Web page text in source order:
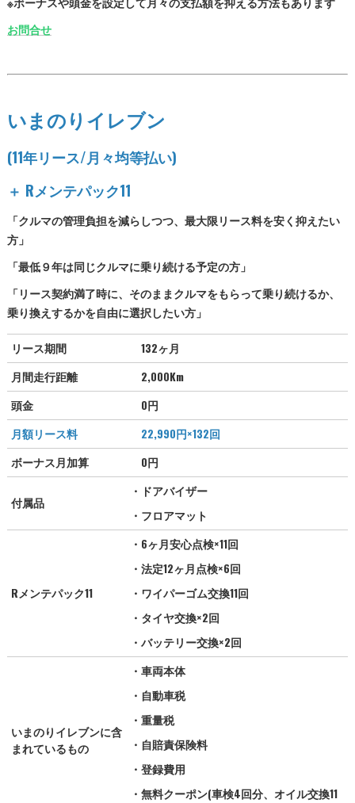
お問合せ
いまのりイレブン
(11年リース/月々均等払い)
＋ Rメンテパック11
「クルマの管理負担を減らしつつ、最大限リース料を安く抑えたい
方」
「最低９年は同じクルマに乗り続ける予定の方」
「リース契約満了時に、そのままクルマをもらって乗り続けるか、
乗り換えするかを自由に選択したい方」
リース期間
132ヶ月
月間走行距離
2,000Km
頭金
0円
月額リース料
22,990円×132回
ボーナス月加算
0円
付属品
・ドアバイザー
・フロアマット
Rメンテパック11
・6ヶ月安心点検×11回
・法定12ヶ月点検×6回
・ワイパーゴム交換11回
・タイヤ交換×2回
・バッテリー交換×2回
いまのりイレブンに含
まれているもの
・車両本体
・自動車税
・重量税
・自賠責保険料
・登録費用
・無料クーポン(車検4回分、オイル交換11